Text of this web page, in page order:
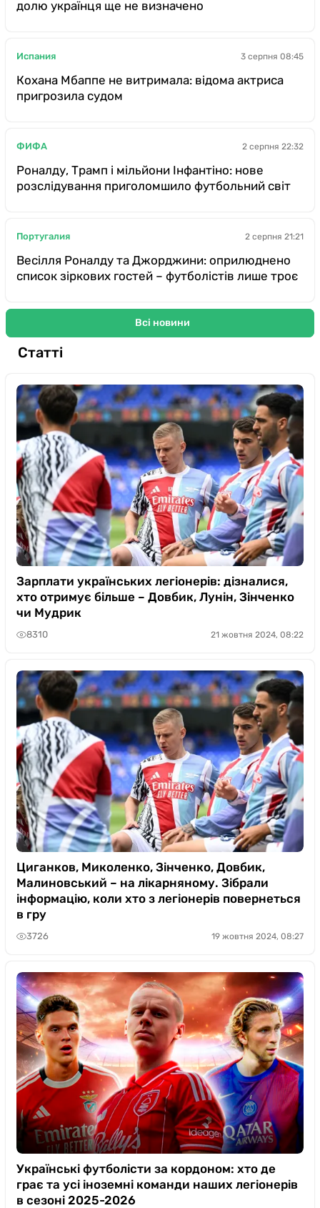
долю українця ще не визначено
Испания 3 серпня 08:45
Кохана Мбаппе не витримала: відома актриса
пригрозила судом
ФИФА 2 серпня 22:32
Роналду, Трамп і мільйони Інфантіно: нове
розслідування приголомшило футбольний світ
Португалия 2 серпня 21:21
Весілля Роналду та Джорджини: оприлюднено
список зіркових гостей – футболістів лише троє
Всі новини
Статті
Зарплати українських легіонерів: дізналися,
хто отримує більше – Довбик, Лунін, Зінченко
чи Мудрик
8310 21 жовтня 2024, 08:22
Циганков, Миколенко, Зінченко, Довбик,
Малиновський – на лікарняному. Зібрали
інформацію, коли хто з легіонерів повернеться
в гру
3726 19 жовтня 2024, 08:27
Українські футболісти за кордоном: хто де
грає та усі іноземні команди наших легіонерів
в сезоні 2025-2026